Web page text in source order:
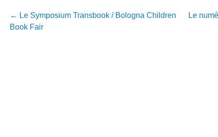
Post
navigation
← Le Symposium Transbook / Bologna Children
Book Fair
Le